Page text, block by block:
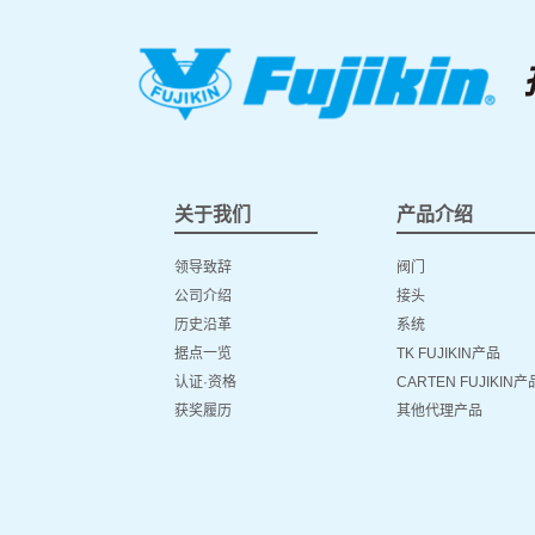
关于我们
领导致辞
公司介绍
历史沿革
据点一览
认证·资格
获奖履历
产品介绍
阀门
接头
系统
TK FUJIKIN产品
CARTEN FUJIKIN产
其他代理产品